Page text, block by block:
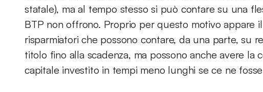
statale), ma al tempo stesso si può contare su una
BTP non offrono. Proprio per questo motivo appare
risparmiatori che possono contare, da una parte, su
titolo fino alla scadenza, ma possono anche avere la
capitale investito in tempi meno lunghi se ce ne